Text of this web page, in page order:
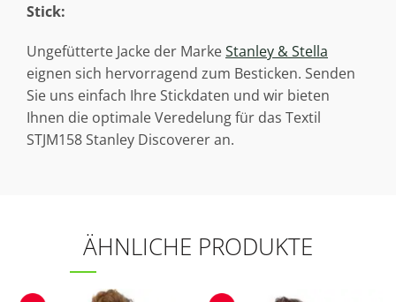
Stick:
Ungefütterte Jacke der MarkeStanley & Stella
eignen sich hervorragend zum Besticken. Senden
Sie uns einfach Ihre Stickdaten und wir bieten
Ihnen die optimale Veredelung für das Textil
STJM158 Stanley Discoverer an.
ÄHNLICHE PRODUKTE